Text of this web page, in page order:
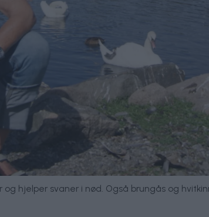
hjelper svaner i nød. Også brungås og